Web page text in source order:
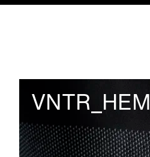
VNTR_HEM